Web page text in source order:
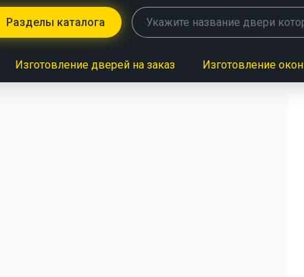
Разделы каталога
Изготовление дверей на заказ Изготовление окон